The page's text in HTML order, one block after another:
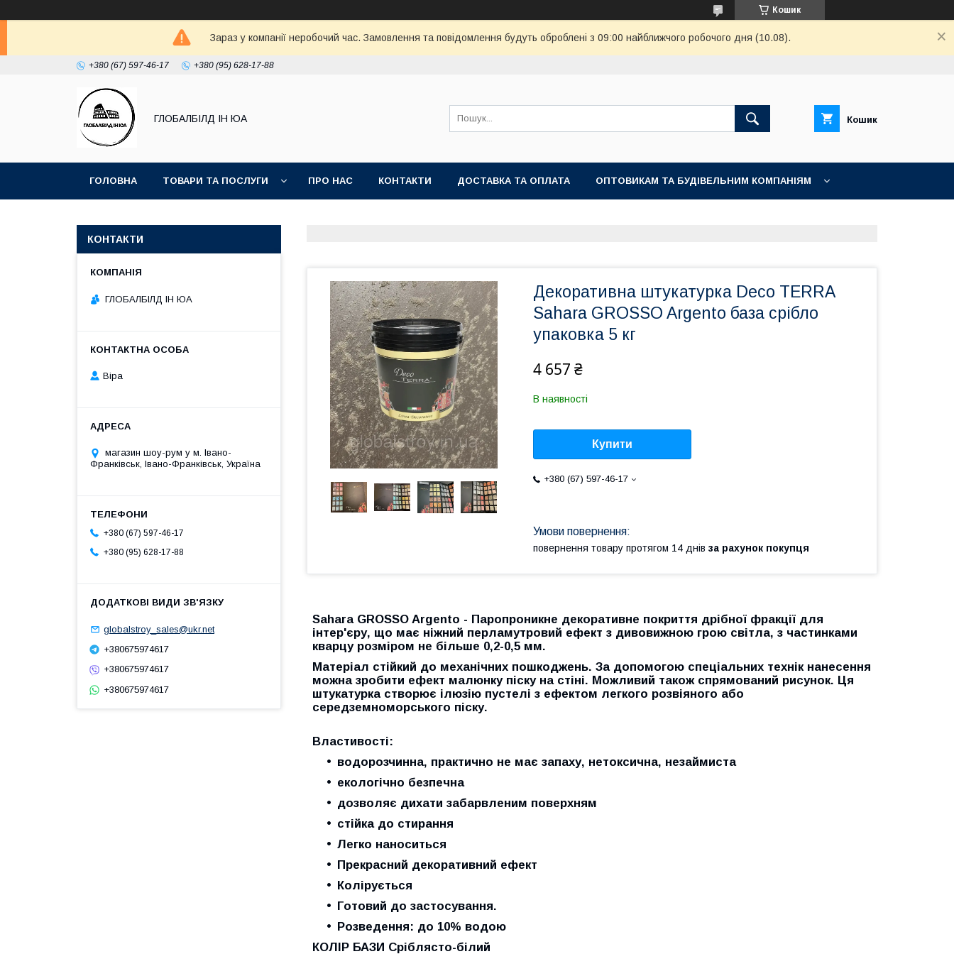
Кошик
Зараз у компанії неробочий час. Замовлення та повідомлення будуть оброблені з 09:00 найближчого робочого дня (10.08).
+380 (67) 597-46-17 +380 (95) 628-17-88
ГЛОБАЛБІЛД ІН ЮА Кошик
ГОЛОВНА ТОВАРИ ТА ПОСЛУГИ ПРО НАС КОНТАКТИ ДОСТАВКА ТА ОПЛАТА ОПТОВИКАМ ТА БУДІВЕЛЬНИМ КОМПАНІЯМ
Декоративна штукатурка Deco TERRA
Sahara GROSSO Argento база срібло
упаковка 5 кг
4 657 ₴
В наявності
Купити
+380 (67) 597-46-17
повернення товару протягом 14 днів за рахунок покупця
Sahara GROSSO Argento - Паропроникне декоративне покриття дрібної фракції для
інтер'єру, що має ніжний перламутровий ефект з дивовижною грою світла, з частинками
кварцу розміром не більше 0,2-0,5 мм.
Матеріал стійкий до механічних пошкоджень. За допомогою спеціальних технік нанесення
можна зробити ефект малюнку піску на стіні. Можливий також спрямований рисунок. Ця
штукатурка створює ілюзію пустелі з ефектом легкого розвіяного або
середземноморського піску.
Властивості:
водорозчинна, практично не має запаху, нетоксична, незаймиста
екологічно безпечна
дозволяє дихати забарвленим поверхням
стійка до стирання
Легко наноситься
Прекрасний декоративний ефект
Колірується
Готовий до застосування.
Розведення: до 10% водою
КОЛІР БАЗИ Сріблясто-білий
КОНТАКТИ
ГЛОБАЛБІЛД ІН ЮА
Віра
магазин шоу-рум у м. Івано-
Франківськ, Івано-Франківськ, Україна
+380 (67) 597-46-17
+380 (95) 628-17-88
globalstroy_sales@ukr.net
+380675974617
+380675974617
+380675974617